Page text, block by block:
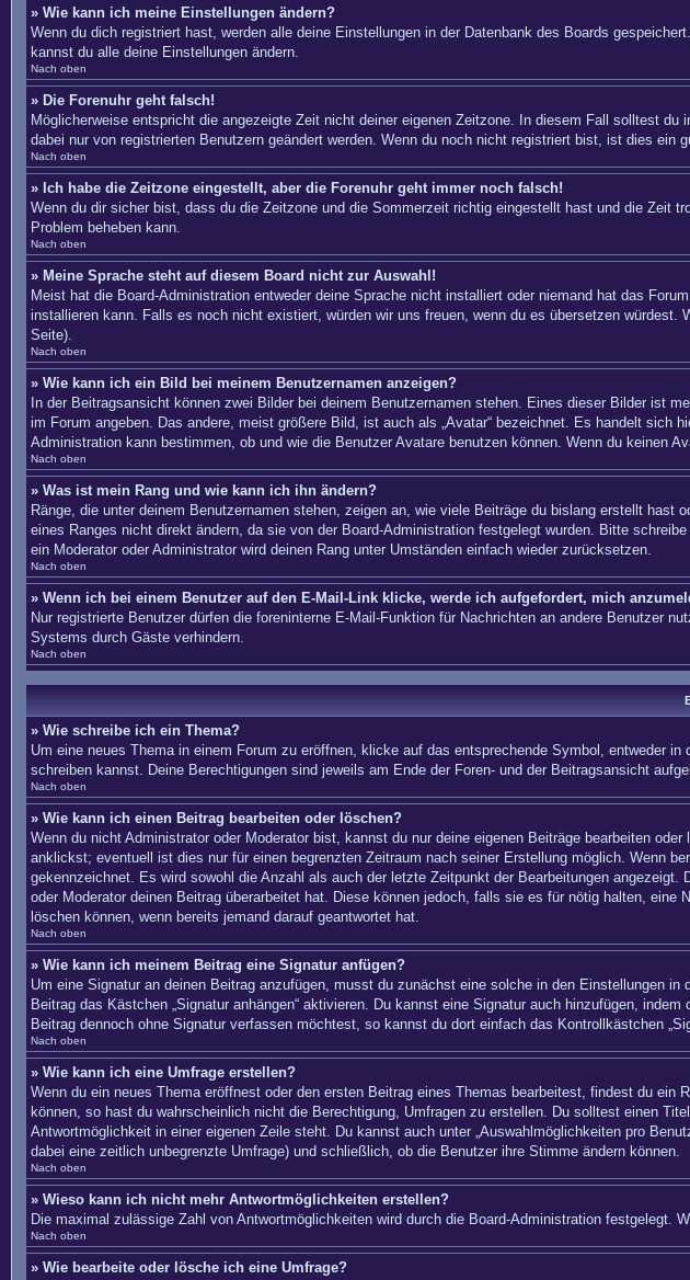
» Wie kann ich meine Einstellungen ändern?
Wenn du dich registriert hast, werden alle deine Einstellungen in der Datenbank des Boards
kannst du alle deine Einstellungen ändern.
Nach oben
» Die Forenuhr geht falsch!
Möglicherweise entspricht die angezeigte Zeit nicht deiner eigenen Zeitzone. In diesem Fall solltest
dabei nur von registrierten Benutzern geändert werden. Wenn du noch nicht registriert bist, ist dies ein
Nach oben
» Ich habe die Zeitzone eingestellt, aber die Forenuhr geht immer noch falsch!
Wenn du dir sicher bist, dass du die Zeitzone und die Sommerzeit richtig eingestellt hast und die Zeit
Problem beheben kann.
Nach oben
» Meine Sprache steht auf diesem Board nicht zur Auswahl!
Meist hat die Board-Administration entweder deine Sprache nicht installiert oder niemand hat das
installieren kann. Falls es noch nicht existiert, würden wir uns freuen, wenn du es übersetzen
Seite).
Nach oben
» Wie kann ich ein Bild bei meinem Benutzernamen anzeigen?
In der Beitragsansicht können zwei Bilder bei deinem Benutzernamen stehen. Eines dieser Bilder ist
im Forum angeben. Das andere, meist größere Bild, ist auch als „Avatar“ bezeichnet. Es handelt
Administration kann bestimmen, ob und wie die Benutzer Avatare benutzen können. Wenn du keinen
Nach oben
» Was ist mein Rang und wie kann ich ihn ändern?
Ränge, die unter deinem Benutzernamen stehen, zeigen an, wie viele Beiträge du bislang erstellt
eines Ranges nicht direkt ändern, da sie von der Board-Administration festgelegt wurden. Bitte
ein Moderator oder Administrator wird deinen Rang unter Umständen einfach wieder zurücksetzen.
Nach oben
» Wenn ich bei einem Benutzer auf den E-Mail-Link klicke, werde ich aufgefordert, mich
Nur registrierte Benutzer dürfen die foreninterne E-Mail-Funktion für Nachrichten an andere Benutzer
Systems durch Gäste verhindern.
Nach oben
» Wie schreibe ich ein Thema?
Um eine neues Thema in einem Forum zu eröffnen, klicke auf das entsprechende Symbol, entweder
schreiben kannst. Deine Berechtigungen sind jeweils am Ende der Foren- und der Beitragsansicht
Nach oben
» Wie kann ich einen Beitrag bearbeiten oder löschen?
Wenn du nicht Administrator oder Moderator bist, kannst du nur deine eigenen Beiträge bearbeiten
anklickst; eventuell ist dies nur für einen begrenzten Zeitraum nach seiner Erstellung möglich. Wenn
gekennzeichnet. Es wird sowohl die Anzahl als auch der letzte Zeitpunkt der Bearbeitungen
oder Moderator deinen Beitrag überarbeitet hat. Diese können jedoch, falls sie es für nötig halten,
löschen können, wenn bereits jemand darauf geantwortet hat.
Nach oben
» Wie kann ich meinem Beitrag eine Signatur anfügen?
Um eine Signatur an deinen Beitrag anzufügen, musst du zunächst eine solche in den Einstellungen
Beitrag das Kästchen „Signatur anhängen“ aktivieren. Du kannst eine Signatur auch hinzufügen,
Beitrag dennoch ohne Signatur verfassen möchtest, so kannst du dort einfach das Kontrollkästchen
Nach oben
» Wie kann ich eine Umfrage erstellen?
Wenn du ein neues Thema eröffnest oder den ersten Beitrag eines Themas bearbeitest, findest du
können, so hast du wahrscheinlich nicht die Berechtigung, Umfragen zu erstellen. Du solltest einen
Antwortmöglichkeit in einer eigenen Zeile steht. Du kannst auch unter „Auswahlmöglichkeiten pro
dabei eine zeitlich unbegrenzte Umfrage) und schließlich, ob die Benutzer ihre Stimme ändern können.
Nach oben
» Wieso kann ich nicht mehr Antwortmöglichkeiten erstellen?
Die maximal zulässige Zahl von Antwortmöglichkeiten wird durch die Board-Administration
Nach oben
» Wie bearbeite oder lösche ich eine Umfrage?